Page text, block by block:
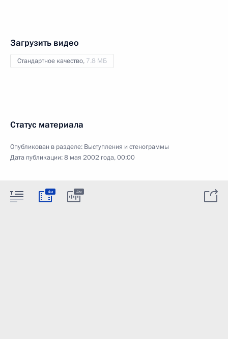
Загрузить видео
Стандартное качество, 7.8 МБ
Статус материала
Опубликован в разделе: Выступления и стенограммы
Дата публикации:8 мая 2002 года, 00:00
4м 4м